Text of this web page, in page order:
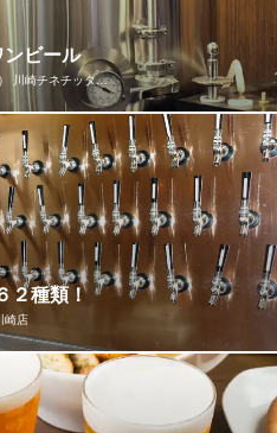
味わってお楽しみください♪
ーブルワリー） 川崎競馬場店
ビール
川崎チネチッタ…
ビール』!! 店名にもある自社工
ブルワリー)』で作られた完全オ
いただけます♪他には出荷してい
オンリーワンクラフトビールな
ONO」が心を込めて造ってい
ーブルワリー） 川崎チネチッ
ル1F
２種類！
崎店
生をはじめ、ドイツビールを中
めます♪♪ こだわりの品質管理で